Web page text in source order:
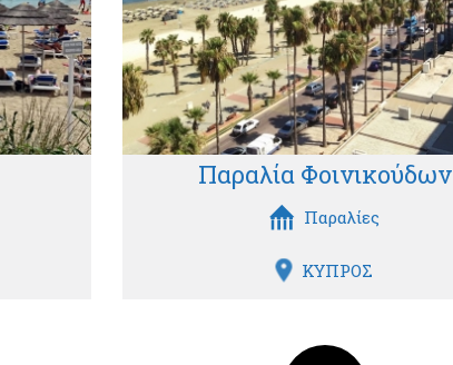
Παραλία Φοινικούδων
Παραλίες
ΚΥΠΡΟΣ